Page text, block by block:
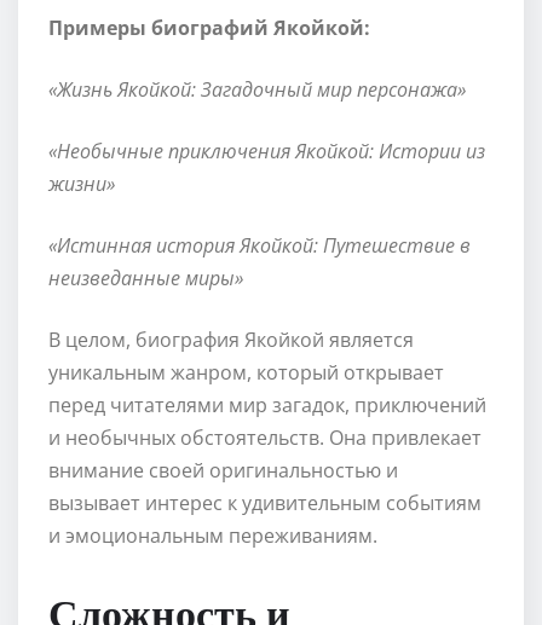
Примеры биографий Якойкой:
«Жизнь Якойкой: Загадочный мир персонажа»
«Необычные приключения Якойкой: Истории из
жизни»
«Истинная история Якойкой: Путешествие в
неизведанные миры»
В целом, биография Якойкой является
уникальным жанром, который открывает
перед читателями мир загадок, приключений
и необычных обстоятельств. Она привлекает
внимание своей оригинальностью и
вызывает интерес к удивительным событиям
и эмоциональным переживаниям.
Сложность и